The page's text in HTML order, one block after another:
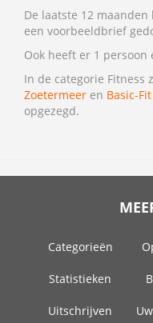
De laatste 12
een voorbeeldbrief
Ook heeft er 1
In de categorie Fitness
Zoetermeer en Basic-
opgezegd.
Categorieën
Statistieken
Uitschrijven